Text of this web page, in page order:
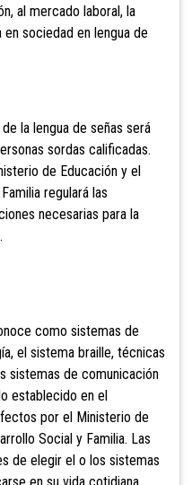
al mercado laboral, la
sociedad en lengua de
la lengua de señas será
sordas calificadas.
de Educación y el
regulará las
necesarias para la
como sistemas de
el sistema braille, técnicas
sistemas de comunicación
establecido en el
por el Ministerio de
Social y Familia. Las
de elegir el o los sistemas